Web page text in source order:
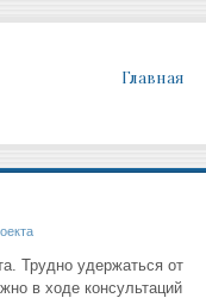
Главная
Трудно удержаться от
в ходе кон­сультаций